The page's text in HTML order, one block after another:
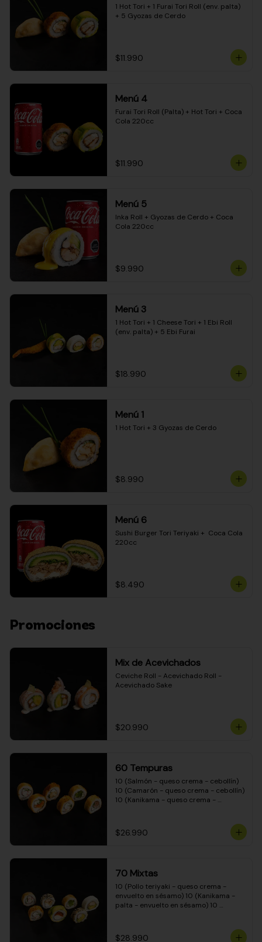
1 Hot Tori + 1 Furai Tori Roll (env. palta)
+ 5 Gyozas de Cerdo
$11.990
Menú 4
Furai Tori Roll (Palta) + Hot Tori + Coca
Cola 220cc
$11.990
Menú 5
Inka Roll + Gyozas de Cerdo + Coca
Cola 220cc
$9.990
Menú 3
1 Hot Tori + 1 Cheese Tori + 1 Ebi Roll
(env. palta) + 5 Ebi Furai
$18.990
Menú 1
1 Hot Tori + 3 Gyozas de Cerdo
$8.990
Menú 6
Sushi Burger Tori Teriyaki +  Coca Cola
220cc
$8.490
Promociones
Mix de Acevichados
Ceviche Roll - Acevichado Roll -
Acevichado Sake
$20.990
60 Tempuras
10 (Salmón - queso crema - cebollín)
10 (Camarón - queso crema - cebollín)
10 (Kanikama - queso crema -
crema - cebollín) 10 (Carne - queso
crema - cebollín)
$26.990
70 Mixtas
10 (Pollo teriyaki - queso crema -
envuelto en sésamo) 10 (Kanikama -
palta - envuelto en sésamo) 10
- envuelto en queso crema) 10
$28.990